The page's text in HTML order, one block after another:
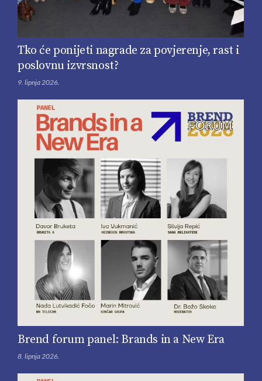
Tko će ponijeti nagrade za povjerenje, rast i
poslovnu izvrsnost?
9. lipnja 2026.
Brend forum panel: Brands in a New Era
8. lipnja 2026.